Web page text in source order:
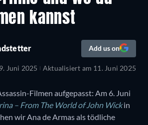
kannst
Add us on
Juni 2025 Aktualisiert am 11. Juni 2025
Filmen aufgepasst: Am 6. Juni
– From The World of John Wickin
wir Ana de Armas als tödliche